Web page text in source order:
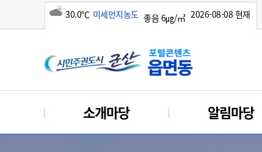
30.0℃ 미세먼지농도 좋음 6㎍/㎥ 2026-08-08 현재
소개마당 알림마당